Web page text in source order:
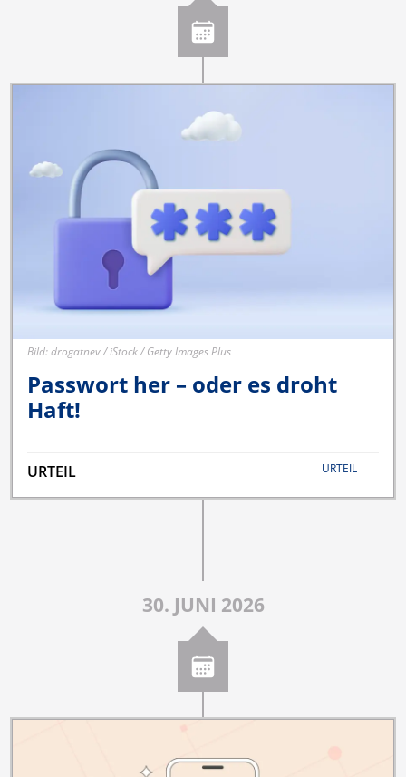
Bild: drogatnev / iStock / Getty Images Plus
Passwort her – oder es droht
Haft!
URTEIL URTEIL
30. JUNI 2026